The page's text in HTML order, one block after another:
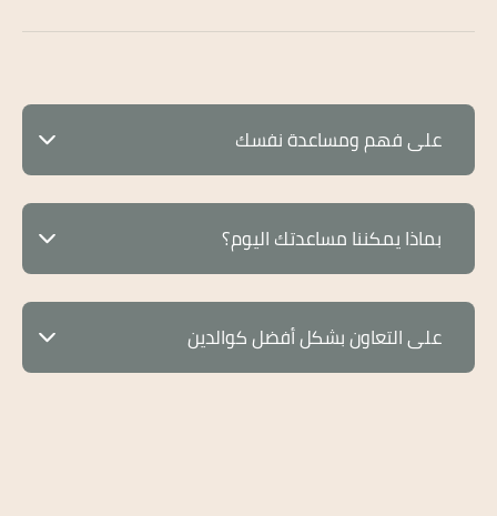
على فهم ومساعدة نفسك
بماذا يمكننا مساعدتك اليوم؟
على التعاون بشكل أفضل كوالدين